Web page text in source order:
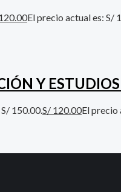
El precio actual es: S/
Y
150.00.S/ 120.00El precio